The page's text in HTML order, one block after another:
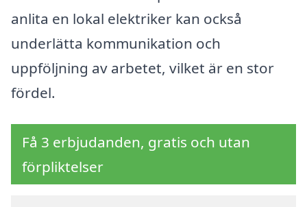
anlita en lokal elektriker kan också
underlätta kommunikation och
uppföljning av arbetet, vilket är en stor
fördel.
Få 3 erbjudanden, gratis och utan
förpliktelser